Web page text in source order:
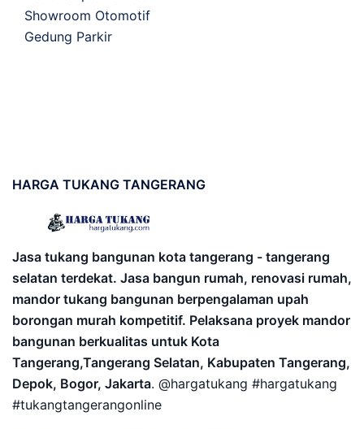
Showroom Otomotif
Gedung Parkir
HARGA TUKANG TANGERANG
Jasa tukang bangunan kota tangerang - tangerang
selatan terdekat. Jasa bangun rumah, renovasi rumah,
mandor tukang bangunan berpengalaman upah
borongan murah kompetitif. Pelaksana proyek mandor
bangunan berkualitas untuk Kota
Tangerang,Tangerang Selatan, Kabupaten Tangerang,
Depok, Bogor, Jakarta. @hargatukang #hargatukang
#tukangtangerangonline